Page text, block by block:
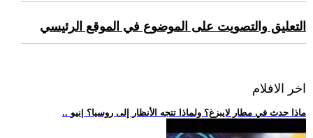
التعليق والتصويت على الموضوع في الموقع الرئيسي
اخر الافلام
.. ماذا حدث في مطار لايبزغ؟ ولماذا تتجه الأنظار إلى روسيا؟ |نيو